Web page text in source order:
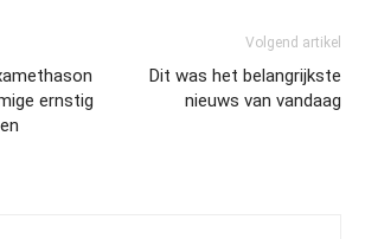
ernstig
Volgend artikel
Dit was het belangrijkste
nieuws van vandaag